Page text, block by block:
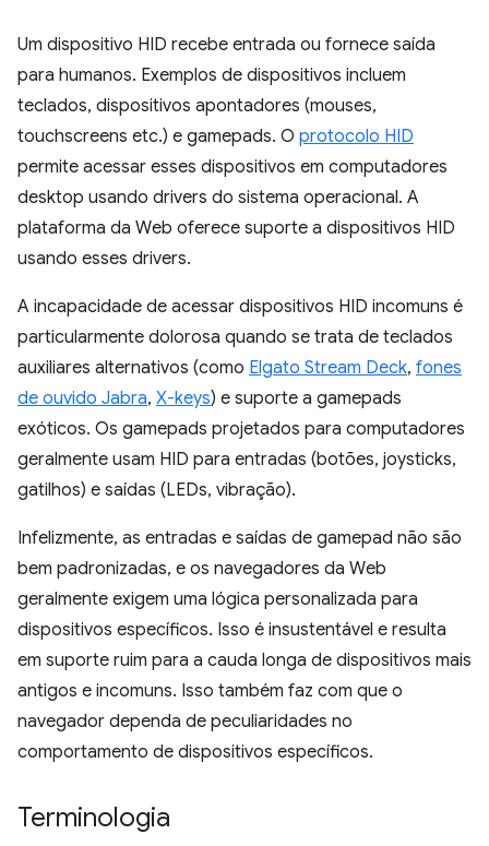
Um dispositivo HID recebe entrada ou fornece saída
para humanos. Exemplos de dispositivos incluem
teclados, dispositivos apontadores (mouses,
touchscreens etc.) e gamepads. O protocolo HID
permite acessar esses dispositivos em computadores
desktop usando drivers do sistema operacional. A
plataforma da Web oferece suporte a dispositivos HID
usando esses drivers.
A incapacidade de acessar dispositivos HID incomuns é
particularmente dolorosa quando se trata de teclados
auxiliares alternativos (como Elgato Stream Deck, fones
de ouvido Jabra, X-keys) e suporte a gamepads
exóticos. Os gamepads projetados para computadores
geralmente usam HID para entradas (botões, joysticks,
gatilhos) e saídas (LEDs, vibração).
Infelizmente, as entradas e saídas de gamepad não são
bem padronizadas, e os navegadores da Web
geralmente exigem uma lógica personalizada para
dispositivos específicos. Isso é insustentável e resulta
em suporte ruim para a cauda longa de dispositivos mais
antigos e incomuns. Isso também faz com que o
navegador dependa de peculiaridades no
comportamento de dispositivos específicos.
Terminologia